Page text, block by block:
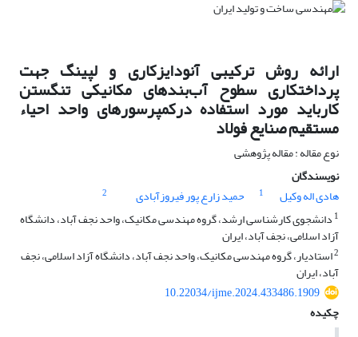
ارائه روش ترکیبی آنودایزکاری و لپینگ جهت
پرداختکاری سطوح آب‌بندهای مکانیکی تنگستن
کارباید مورد استفاده درکمپرسورهای واحد احیاء
مستقیم صنایع فولاد
نوع مقاله : مقاله پژوهشی
نویسندگان
هادی اله وکیل
1 حمید زارع پور فیروزآبادی
2
1 دانشجوی کارشناسی ارشد، گروه مهندسی مکانیک، واحد نجف آباد، دانشگاه
آزاد اسلامی، نجف آباد، ایران
2استادیار، گروه مهندسی مکانیک، واحد نجف آباد، دانشگاه آزاد اسلامی، نجف
آباد، ایران
10.22034/ijme.2024.433486.1909
چکیده